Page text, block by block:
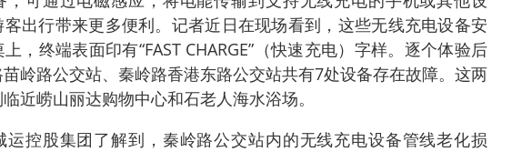
出行带来更多便利。记者近日在现场看到，这些无线充电设备安
，终端表面印有“FAST CHARGE”（快速充电）字样。逐个体验后
岭路公交站、秦岭路香港东路公交站共有7处设备存在故障。这两
近崂山丽达购物中心和石老人海水浴场。
运控股集团了解到，秦岭路公交站内的无线充电设备管线老化损